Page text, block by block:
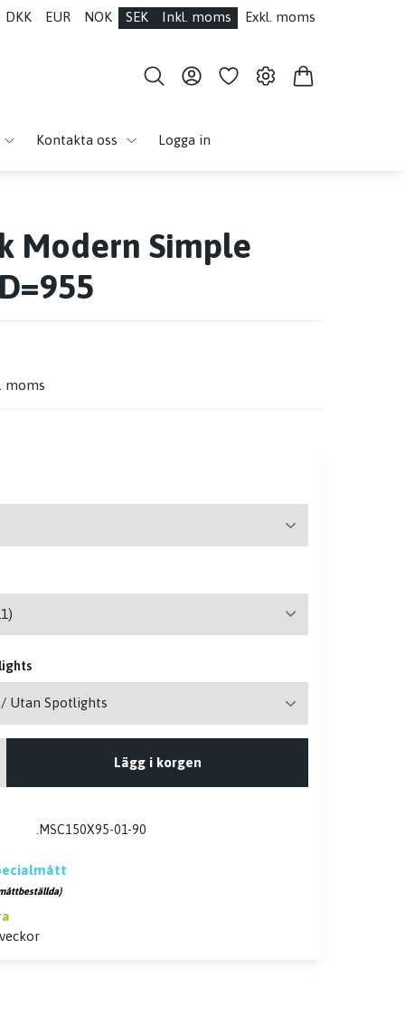
DKK EUR NOK SEK Inkl. moms Exkl. moms
Kontakta oss Logga in
Modern Simple
moms
Lägg i korgen
.MSC150X95-01-90